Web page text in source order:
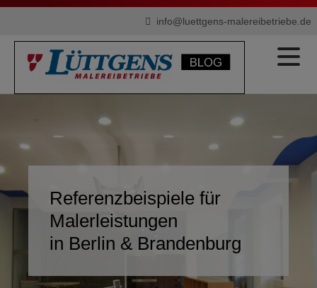
info@luettgens-malereibetriebe.de
Referenzbeispiele für
Malerleistungen
in Berlin & Brandenburg